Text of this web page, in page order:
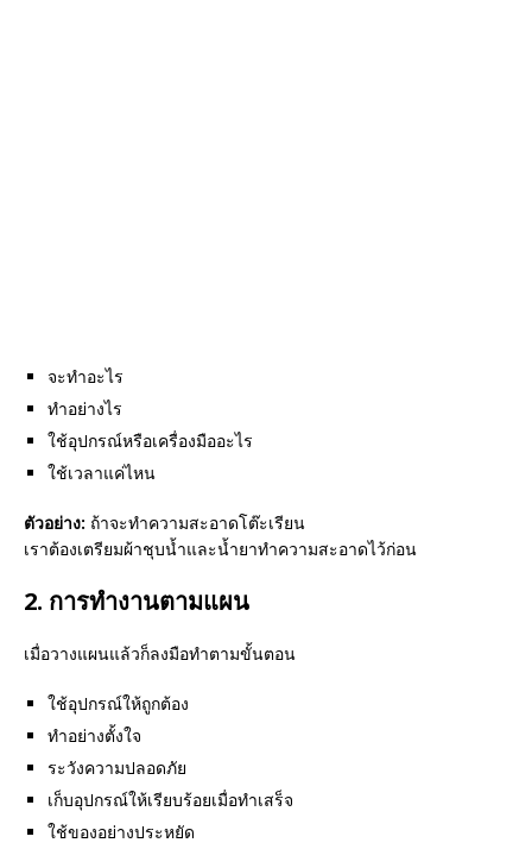
จะทำอะไร
ทำอย่างไร
ใช้อุปกรณ์หรือเครื่องมืออะไร
ใช้เวลาแค่ไหน
ตัวอย่าง: ถ้าจะทำความสะอาดโต๊ะเรียน
เราต้องเตรียมผ้าชุบน้ำและน้ำยาทำความสะอาดไว้ก่อน
2. การทำงานตามแผน
เมื่อวางแผนแล้วก็ลงมือทำตามขั้นตอน
ใช้อุปกรณ์ให้ถูกต้อง
ทำอย่างตั้งใจ
ระวังความปลอดภัย
เก็บอุปกรณ์ให้เรียบร้อยเมื่อทำเสร็จ
ใช้ของอย่างประหยัด